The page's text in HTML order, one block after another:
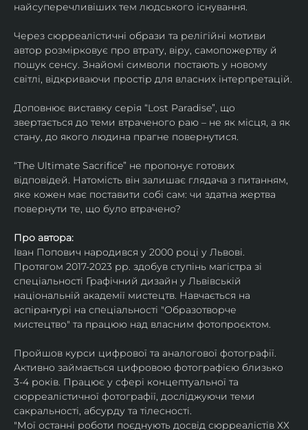
найсуперечливіших тем людського існування.
Через сюрреалістичні образи та релігійні мотиви
автор розмірковує про втрату, віру, самопожертву й
пошук сенсу. Знайомі символи постають у новому
світлі, відкриваючи простір для власних інтерпретацій.
Доповнює виставку серія “Lost Paradise”, що
звертається до теми втраченого раю – не як місця, а як
стану, до якого людина прагне повернутися.
“The Ultimate Sacrifice” не пропонує готових
відповідей. Натомість він залишає глядача з питанням,
яке кожен має поставити собі сам: чи здатна жертва
повернути те, що було втрачено?
Про автора:
Іван Попович народився у 2000 році у Львові.
Протягом 2017-2023 рр. здобув ступінь магістра зі
спеціальності Графічний дизайн у Львівській
національній академії мистецтв. Навчається на
аспірантурі на спеціальності "Образотворче
мистецтво" та працюю над власним фотопроєктом.
Пройшов курси цифрової та аналогової фотографії.
Активно займається цифровою фотографією близько
3-4 років. Працює у сфері концептуальної та
сюрреалістичної фотографії, досліджуючи теми
сакральності, абсурду та тілесності.
"Мої останні роботи поєднують досвід сюрреалістів ХХ